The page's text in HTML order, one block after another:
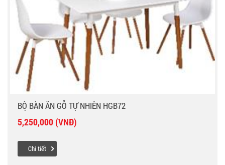
BỘ BÀN ĂN GỖ TỰ NHIÊN HGB72
5,250,000 (VNĐ)
Chi tiết